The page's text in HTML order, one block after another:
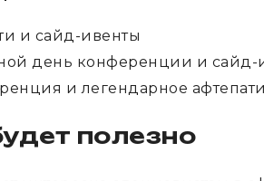
и сайд-ивенты
день конференции и сайд-
и легендарное афтепати
полезно